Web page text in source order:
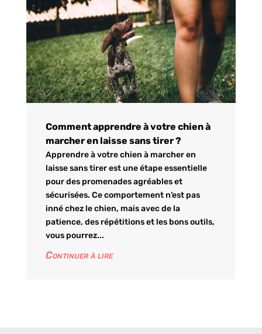
Comment apprendre à votre chien à
marcher en laisse sans tirer ?
Apprendre à votre chien à marcher en
laisse sans tirer est une étape essentielle
pour des promenades agréables et
sécurisées. Ce comportement n’est pas
inné chez le chien, mais avec de la
patience, des répétitions et les bons outils,
vous pourrez...
Continuer à lire